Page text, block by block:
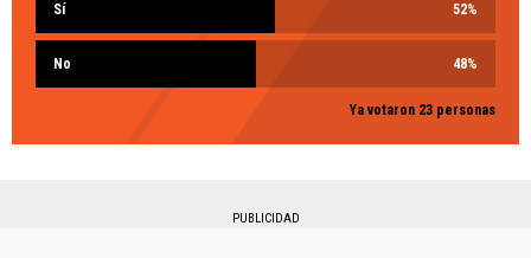
Sí 52%
No 48%
Ya votaron 23 personas
PUBLICIDAD